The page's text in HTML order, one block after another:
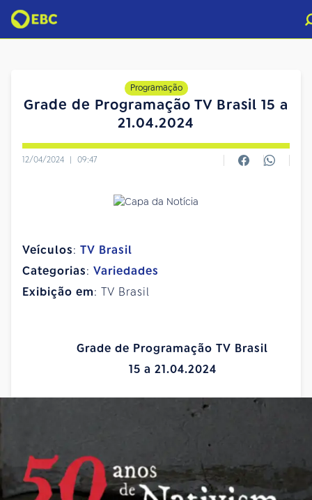
Programação
Grade de Programação TV Brasil 15 a
21.04.2024
12/04/2024 | 09:47
Veículos: TV Brasil
Categorias: Variedades
Exibição em: TV Brasil
Grade de Programação TV Brasil
15 a 21.04.2024